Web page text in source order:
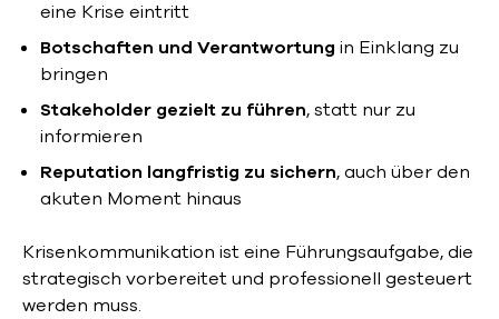
eine Krise eintritt
Botschaften und Verantwortung in Einklang zu
bringen
Stakeholder gezielt zu führen, statt nur zu
informieren
Reputation langfristig zu sichern, auch über den
akuten Moment hinaus
Krisenkommunikation ist eine Führungsaufgabe, die
strategisch vorbereitet und professionell gesteuert
werden muss.